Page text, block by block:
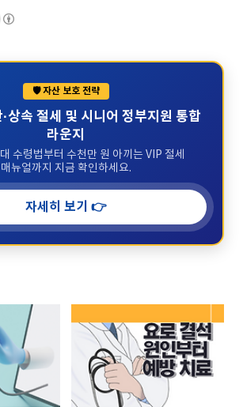
🛡️ 자산 보호 전략
상속 절세 및 시니어 정부지원 통합
라운지
수령법부터 수천만 원 아끼는 VIP 절세
매뉴얼까지 지금 확인하세요.
자세히 보기 👉